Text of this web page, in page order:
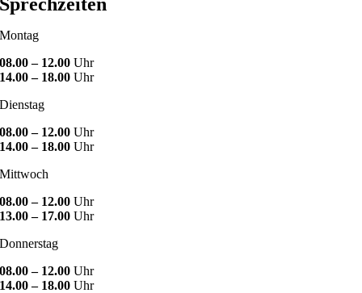
Montag
08.00 – 12.00 Uhr
14.00 – 18.00 Uhr
Dienstag
08.00 – 12.00Uhr
14.00 – 18.00Uhr
Mittwoch
08.00 – 12.00Uhr
13.00 – 17.00Uhr
Donnerstag
08.00 – 12.00Uhr
14.00 – 18.00Uhr